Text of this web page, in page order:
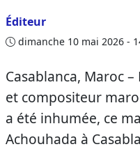
Éditeur
dimanche 10 mai 2026 -
Casablanca, Maroc
et compositeur
a été inhumée, ce
Achouhada à